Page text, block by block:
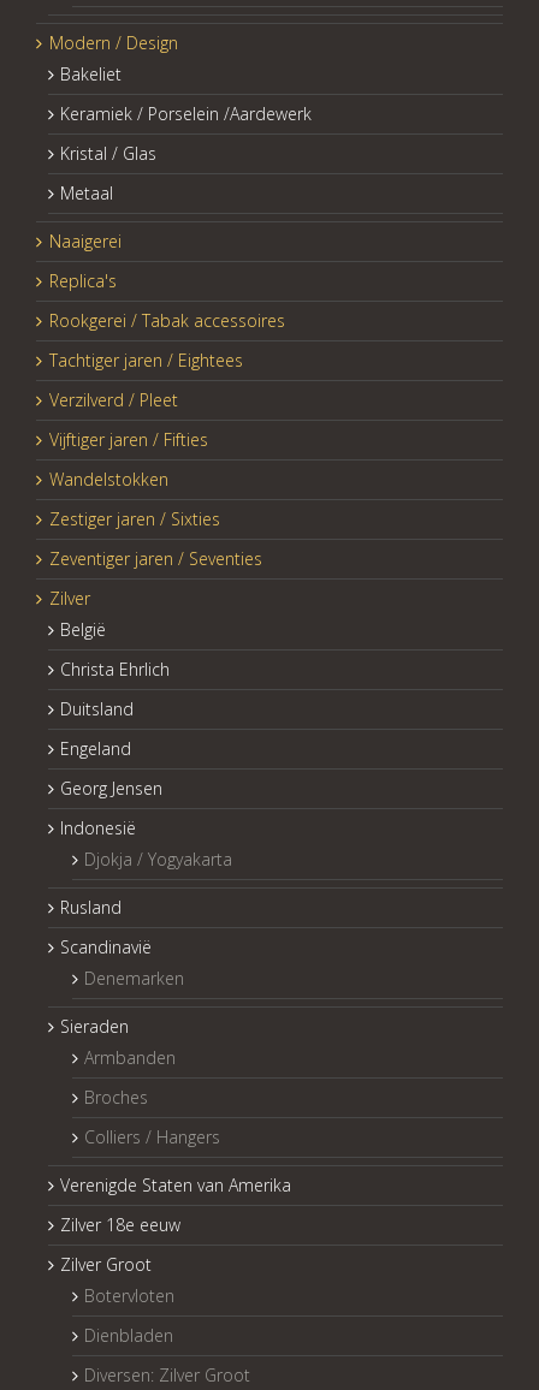
Modern / Design
Bakeliet
Keramiek / Porselein /Aardewerk
Kristal / Glas
Metaal
Naaigerei
Replica's
Rookgerei / Tabak accessoires
Tachtiger jaren / Eightees
Verzilverd / Pleet
Vijftiger jaren / Fifties
Wandelstokken
Zestiger jaren / Sixties
Zeventiger jaren / Seventies
Zilver
België
Christa Ehrlich
Duitsland
Engeland
Georg Jensen
Indonesië
Djokja / Yogyakarta
Rusland
Scandinavië
Denemarken
Sieraden
Armbanden
Broches
Colliers / Hangers
Verenigde Staten van Amerika
Zilver 18e eeuw
Zilver Groot
Botervloten
Dienbladen
Diversen: Zilver Groot